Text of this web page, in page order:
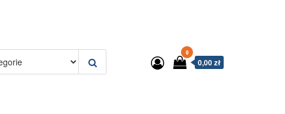
0
0,00 zł